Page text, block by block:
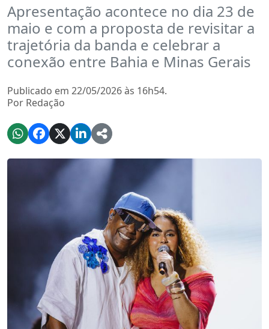
Apresentação acontece no dia 23 de
maio e com a proposta de revisitar a
trajetória da banda e celebrar a
conexão entre Bahia e Minas Gerais
Publicado em 22/05/2026 às 16h54.
Por Redação